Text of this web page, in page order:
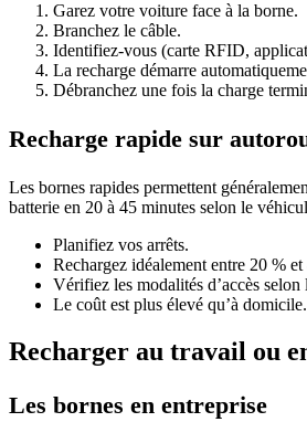
Garez votre voiture face à la borne.
Branchez le câble.
Identifiez-vous (carte RFID,
La recharge démarre
Débranchez une fois la charge
Recharge rapide sur
Les bornes rapides permettent
batterie en 20 à 45 minutes selon le
Planifiez vos arrêts.
Rechargez idéalement entre 20 % et
Vérifiez les modalités d’accès selon
Le coût est plus élevé qu’à domicile.
Recharger au travail ou
Les bornes en entreprise